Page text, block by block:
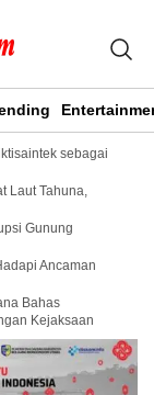
sebagai
Laut Tahuna,
Gunung
Ancaman
Bahas
Kejaksaan